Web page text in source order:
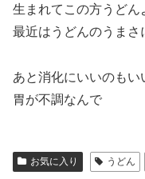
生まれてこの方うど
最近はうどんのうまさ
あと消化にいいのもい
胃が不調なんで
お気に入り うどん